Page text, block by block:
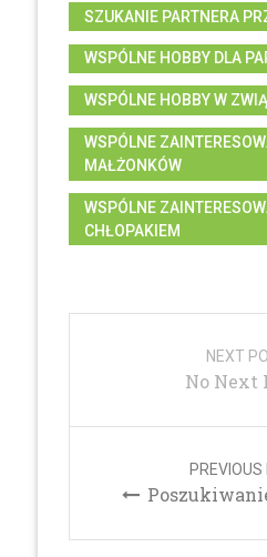
SZUKANIE PARTNERA
WSPÓLNE HOBBY DLA
WSPÓLNE HOBBY W
WSPÓLNE
MAŁŻONKÓW
WSPÓLNE
CHŁOPAKIEM
NEXT
No Next